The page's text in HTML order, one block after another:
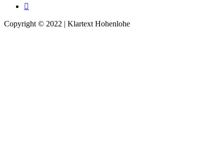
Copyright © 2022 | Klartext Hohenlohe